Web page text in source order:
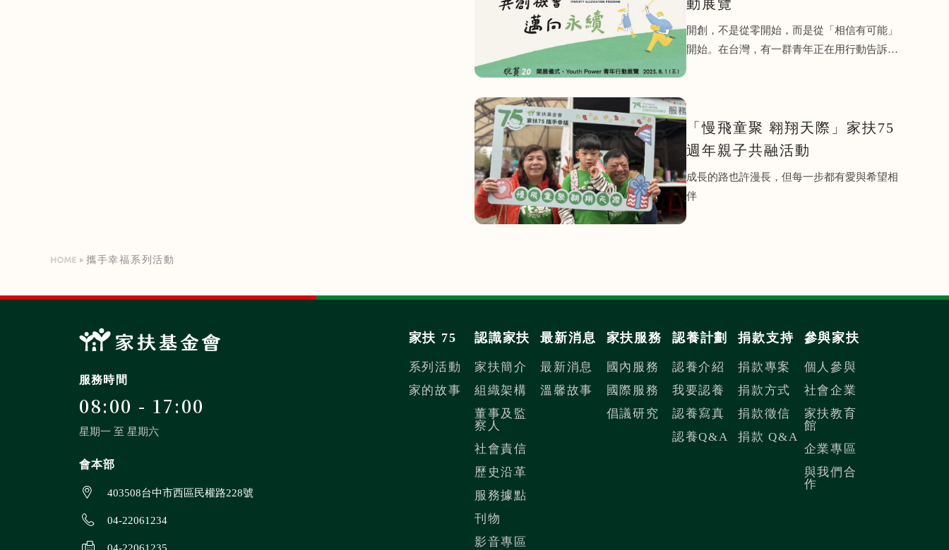
動展覽
開創，不是從零開始，而是從「相信有可能」
開始。在台灣，有一群青年正在用行動告訴社
「慢飛童聚 翱翔天際」家扶75
週年親子共融活動
成長的路也許漫長，但每一步都有愛與希望相
伴
攜手幸福系列活動
服務時間
08:00 - 17:00
星期一 至 星期六
會本部
403508台中市西區民權路228號
04-22061234
04-22061235
家扶 75
系列活動
家的故事
認識家扶
家扶簡介
組織架構
董事及監
察人
社會責信
歷史沿革
服務據點
刊物
影音專區
最新消息
最新消息
溫馨故事
家扶服務
國內服務
國際服務
倡議研究
認養計劃
認養介紹
我要認養
認養寫真
認養Q&A
捐款支持
捐款專案
捐款方式
捐款徵信
捐款 Q&A
參與家扶
個人參與
社會企業
家扶教育
館
企業專區
與我們合
作